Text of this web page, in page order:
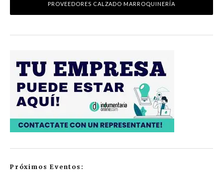
PROVEEDORES CALZADO MARROQUINERÍA
Próximos Eventos: